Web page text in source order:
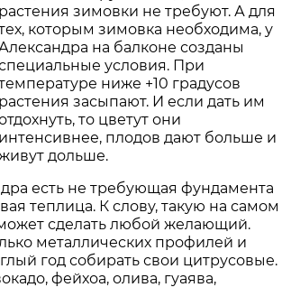
растения зимовки не требуют. А для
которым зимовка необходима, у
на балконе созданы
условия. При
ниже +10 градусов
растения засыпают. И если дать им
то цветут они
интенсивнее, плодов дают больше и
дольше.
есть не требующая фундамента
теплица. К слову, такую на самом
сделать любой желающий.
металлических профилей и
год собирать свои цитрусовые.
фейхоа, олива, гуаява,